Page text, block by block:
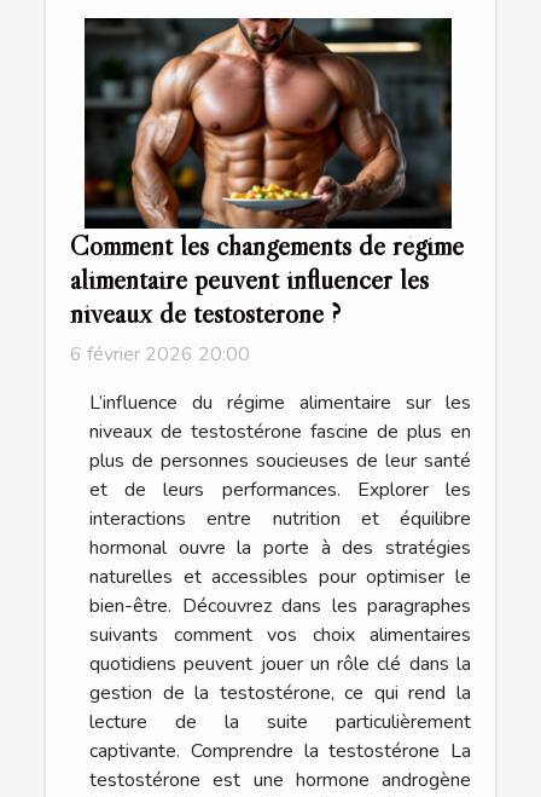
Comment les changements de régime
alimentaire peuvent influencer les
niveaux de testostérone ?
6 février 2026 20:00
L’influence du régime alimentaire sur les
niveaux de testostérone fascine de plus en
plus de personnes soucieuses de leur santé
et de leurs performances. Explorer les
interactions entre nutrition et équilibre
hormonal ouvre la porte à des stratégies
naturelles et accessibles pour optimiser le
bien-être. Découvrez dans les paragraphes
suivants comment vos choix alimentaires
quotidiens peuvent jouer un rôle clé dans la
gestion de la testostérone, ce qui rend la
lecture de la suite particulièrement
captivante. Comprendre la testostérone La
testostérone est une hormone androgène